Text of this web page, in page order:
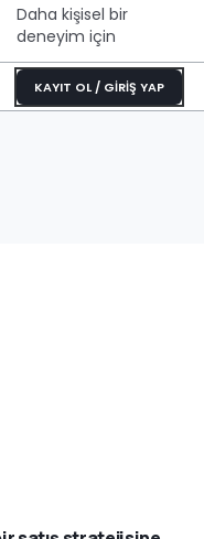
Daha kişisel bir
deneyim için
KAYIT OL / GİRİŞ YAP